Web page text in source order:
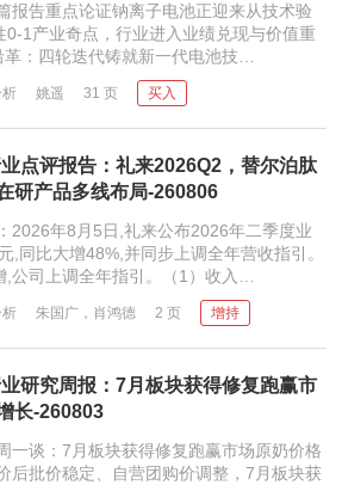
重点论证钠离子电池正迎来从技术验
0-1产业奇点，行业进入业绩兑现与价值重
：四轮迭代铸就新一代电池技…
析 姚遥 31 页 买入
点评报告：礼来2026Q2，替尔泊肽
研产品多线布局-260806
年8月5日,礼来公布2026年二季度业
,同比大增48%,并同步上调全年营收指引。
司上调全年指引。（1）收入…
析 朱国广，肖鸿德 2 页 增持
研究周报：7月板块获得修复跑赢市
长-260803
：7月板块获得修复跑赢市场原奶价格
批价稳定、自营团购价调整，7月板块获